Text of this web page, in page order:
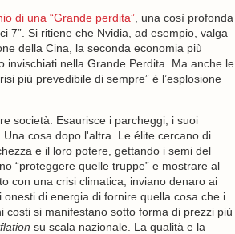
di una “Grande perdita”, una così profonda
7”. Si ritiene che Nvidia, ad esempio, valga
della Cina, la seconda economia più
nella Grande Perdita. Ma anche le
più prevedibile di sempre” è l’esplosione
società. Esaurisce i parcheggi, i suoi
cosa dopo l'altra. Le élite cercano di
e il loro potere, gettando i semi del
“proteggere quelle truppe” e mostrare al
con una crisi climatica, inviano denaro ai
di energia di fornire quella cosa che i
si manifestano sotto forma di prezzi più
su scala nazionale. La qualità e la